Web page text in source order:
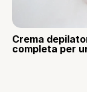
Crema
completa per